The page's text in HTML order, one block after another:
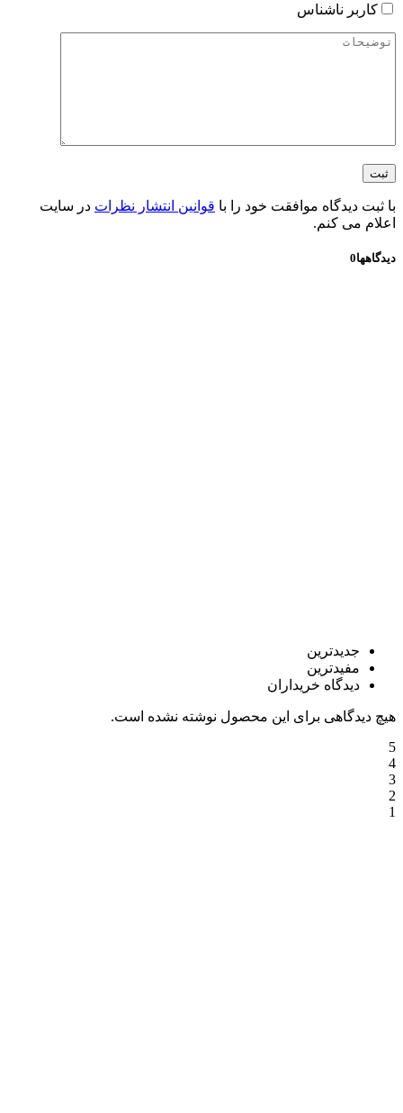
کاربر ناشناس
با ثبت دیدگاه موافقت خود را با قوانین انتشار نظرات در سایت
اعلام می کنم.
دیدگاهها0
جدیدترین
مفیدترین
دیدگاه خریداران
هیچ دیدگاهی برای این محصول نوشته نشده است.
5
4
3
2
1